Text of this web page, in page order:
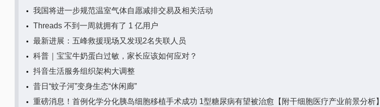
我国将进一步规范温室气体自愿减排交易及相关活动
Threads 不到一周就拥有了 1 亿用户
最新进展：五峰救援现场又发现2名失联人员
科普｜宝宝牛奶蛋白过敏，家长应该如何应对？
抖音生活服务组织架构大调整
昔日“蚊子河”变身生态“休闲廊”
重磅消息！首例化学分化胰岛细胞移植手术成功 1型糖尿病有望被治愈【附干细胞医疗产业前景分析】